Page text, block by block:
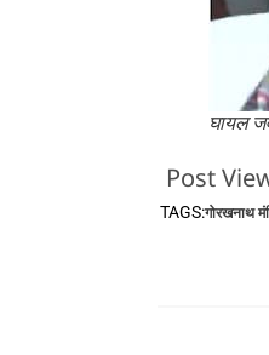
घायल
Post
TAGS:गोरखनाथ